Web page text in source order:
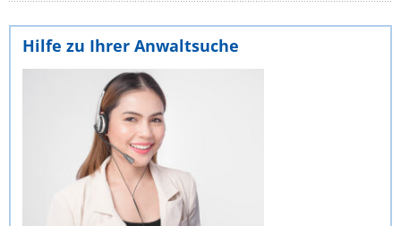
Hilfe zu Ihrer Anwaltsuche